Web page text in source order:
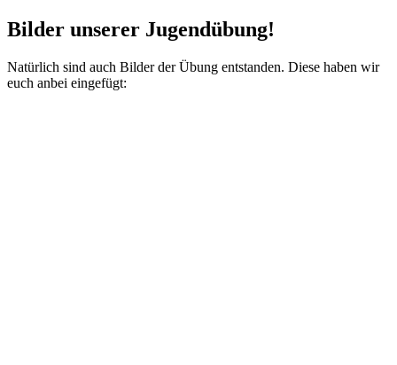
Bilder unserer Jugendübung!
Natürlich sind auch Bilder der Übung entstanden. Diese haben wir
euch anbei eingefügt: